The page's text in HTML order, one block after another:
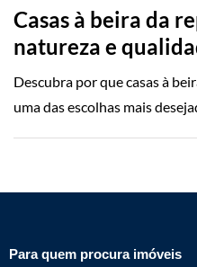
Casas à beira da
natureza e
Descubra por que casas à
uma das escolhas mais
Para quem procura imóveis